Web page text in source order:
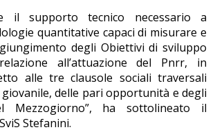
il supporto tecnico necessario a
quantitative capaci di misurare e
degli Obiettivi di sviluppo
all’attuazione del Pnrr, in
alle tre clausole sociali traversali
giovanile, delle pari opportunità e degli
Mezzogiorno”, ha sottolineato il
Stefanini.